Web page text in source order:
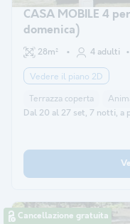
CASA MOBILE 4
domenica)
28m² 4 adulti
Vedere il piano 2D
Terrazza coperta
Dal 20 al 27 set, 7 notti, a
Cancellazione gratuita